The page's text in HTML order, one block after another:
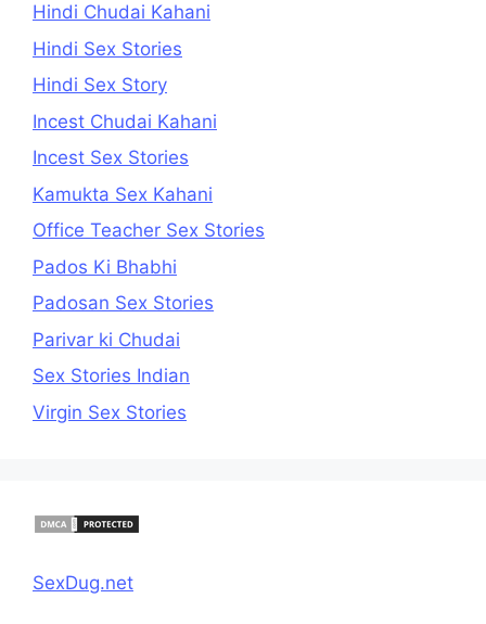
Hindi Chudai Kahani
Hindi Sex Stories
Hindi Sex Story
Incest Chudai Kahani
Incest Sex Stories
Kamukta Sex Kahani
Office Teacher Sex Stories
Pados Ki Bhabhi
Padosan Sex Stories
Parivar ki Chudai
Sex Stories Indian
Virgin Sex Stories
SexDug.net